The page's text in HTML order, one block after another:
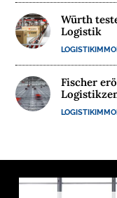
E
M
E
D
I
E
N

Würth
Logistik
Fischer